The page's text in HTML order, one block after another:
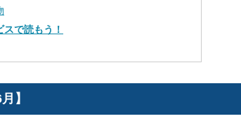
で読もう！
】